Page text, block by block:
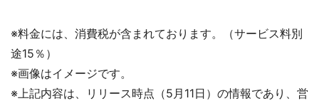
※料金には、消費税が含まれております。（サービス料別
途15％）
※画像はイメージです。
※上記内容は、リリース時点（5月11日）の情報であり、営